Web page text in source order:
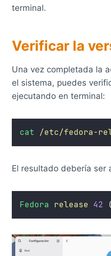
terminal.
Verificar la
Una vez completada la
el sistema, puedes
ejecutando en terminal:
cat /etc/fedora-
El resultado debería ser
Fedora release 42